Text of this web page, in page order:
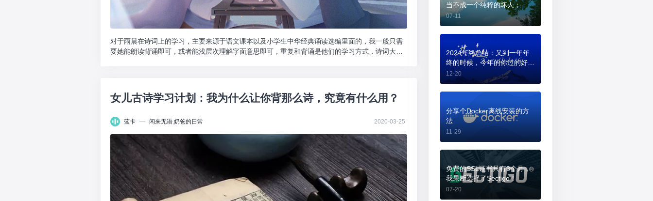
对于雨晨在诗词上的学习，主要来源于语文课本以及小学生中华经典诵读选编里面的，我一般只需
要她能朗读背诵即可，或者能浅层次理解字面意思即可，重复和背诵是他们的学习方式，诗词大多
女儿古诗学习计划：我为什么让你背那么诗，究竟有什么用？
蓝卡 — 闲来无语,奶爸的日常 2020-03-25
当不成一个纯粹的坏人；
07-11
2024年终总结：又到一年年
终的时候，今年的你过的好
吗？
12-20
分享个Docker离线安装的方
法
11-29
免费的SSL证书只有3个月，
我果断选择了Sectigo！
07-20